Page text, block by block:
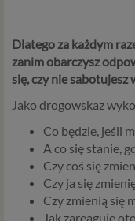
Dlatego za każdym
zanim obarczysz
się, czy nie sabotujesz
Jako drogowskaz
Co będzie, jeśli
A co się stanie,
Czy coś się
Czy ja się
Czy zmienią się
Jak zareaguje
Czym są dane
Dane osobowe to,
zidentyfikowanej lub
osobie fizycznej. W
Twoje dane w
usłudze oferowanej
mogą być
technologiach (np.
lub naszych